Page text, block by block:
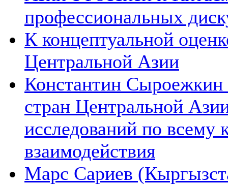
профессиональных
К концептуальной
Центральной Азии
Константин Сыроежкин
стран Центральной
исследований по всему
взаимодействия
Марс Сариев